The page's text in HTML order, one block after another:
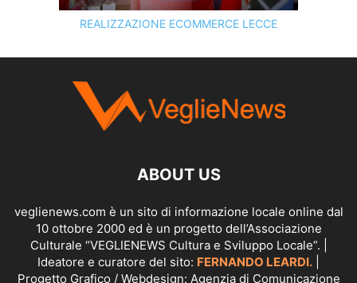
REALIZZAZIONE ECOMMERCE LECCE
SCOPRI I SERVIZI DIKINGART.IT
ABOUT US
veglienews.com è un sito di informazione locale online dal
10 ottobre 2000 ed è un progetto dell’Associazione
Culturale “VEGLIENEWS Cultura e Sviluppo Locale”. |
Ideatore e curatore del sito: FERNANDO LEARDI.
Progetto Grafico / Webdesign: Agenzia di Comunicazione